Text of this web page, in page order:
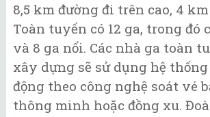
8,5 km đường đi trên cao, 4
Toàn tuyến có 12 ga, trong đó
và 8 ga nổi. Các nhà ga toàn
xây dựng sẽ sử dụng hệ
động theo công nghệ soát vé
thông minh hoặc đồng xu.